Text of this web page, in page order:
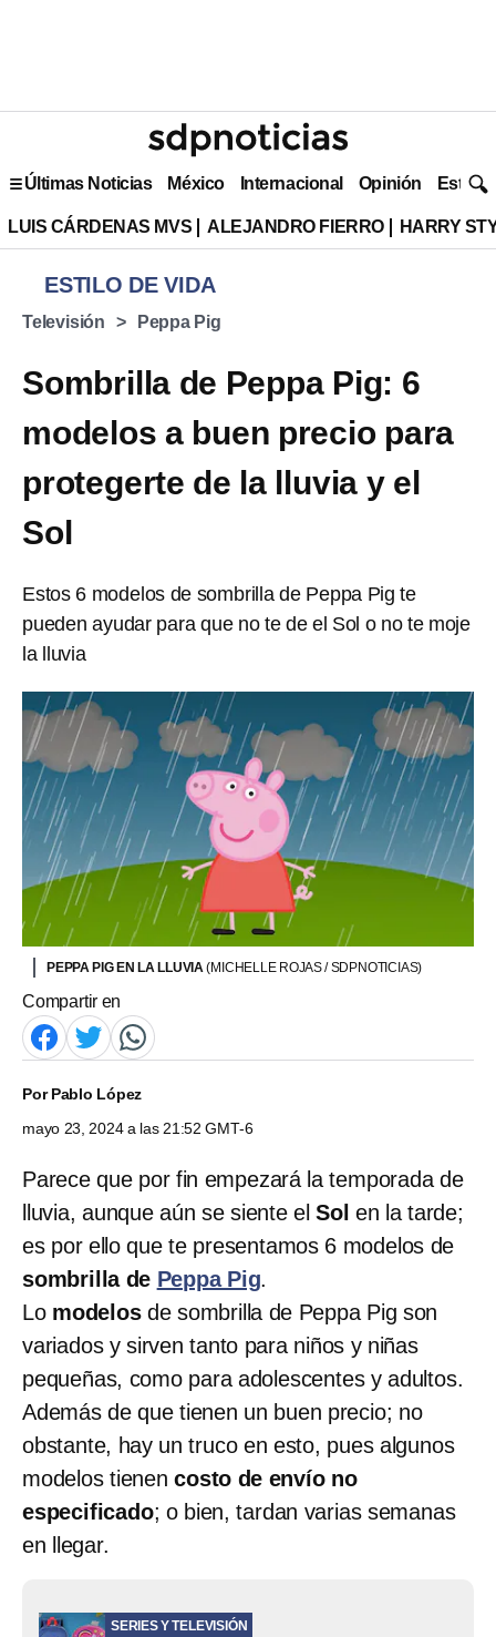
Últimas Noticias México Internacional Opinión Estilo
LUIS CÁRDENAS MVS ALEJANDRO FIERRO HARRY
ESTILO DE VIDA
Televisión Peppa Pig
Sombrilla de Peppa Pig: 6
modelos a buen precio para
protegerte de la lluvia y el
Sol
Estos 6 modelos de sombrilla de Peppa Pig te
pueden ayudar para que no te de el Sol o no te moje
la lluvia
PEPPA PIG EN LA LLUVIA(MICHELLE ROJAS / SDPNOTICIAS)
Compartir en
PorPablo López
mayo 23, 2024 a las 21:52 GMT-6
Parece que por fin empezará la temporada de
lluvia, aunque aún se siente elSol en la tarde;
es por ello que te presentamos 6 modelos de
sombrilla de Peppa Pig.
Lo modelosde sombrilla de Peppa Pig son
variados y sirven tanto para niños y niñas
pequeñas, como para adolescentes y adultos.
Además de que tienen un buen precio; no
obstante, hay un truco en esto, pues algunos
modelos tienencosto de envío no
especificado; o bien, tardan varias semanas
en llegar.
SERIES Y TELEVISIÓN